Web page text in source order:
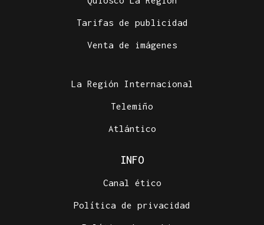
Tarifas de publicidad
Venta de imágenes
La Región Internacional
Telemiño
Atlántico
INFO
Canal ético
Política de privacidad